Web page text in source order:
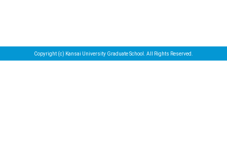
Copyright (c) Kansai University Graduate School. All Rights Reserved.